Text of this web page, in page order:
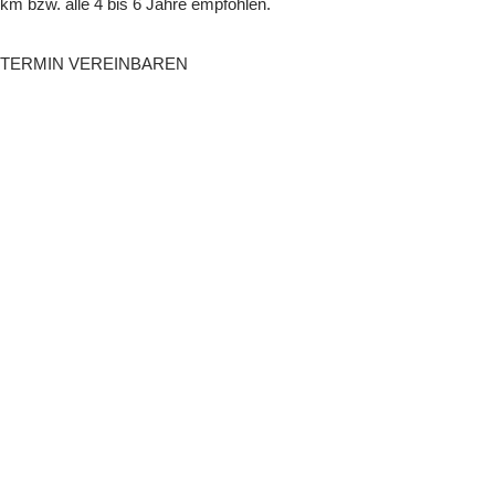
km bzw. alle 4 bis 6 Jahre empfohlen.
TERMIN VEREINBAREN